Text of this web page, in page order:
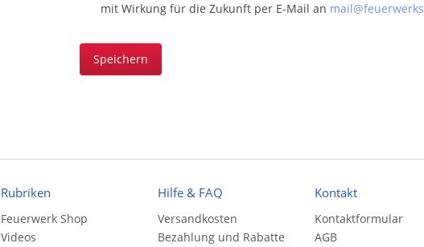
mit Wirkung für die Zukunft per E-Mail an
Speichern
Rubriken
Feuerwerk Shop
Videos
Hilfe & FAQ
Versandkosten
Bezahlung und Rabatte
Kontakt
Kontaktformular
AGB